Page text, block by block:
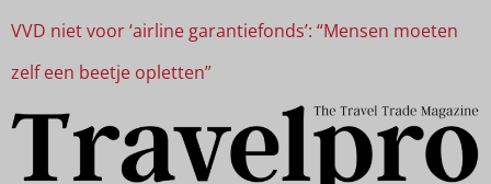
VVD niet voor ‘airline garantiefonds’: “Mensen moeten
zelf een beetje opletten”